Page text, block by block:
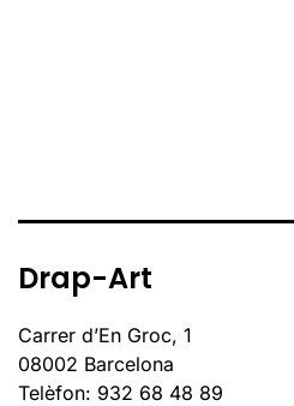
Drap-Art
Carrer d’En Groc, 1
08002 Barcelona
Telèfon: 932 68 48 89